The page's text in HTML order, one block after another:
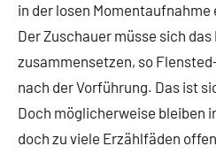
in der losen
Der Zuschauer müsse sich
zusammensetzen, so
nach der Vorführung. Das ist
Doch möglicherweise bleiben
doch zu viele Erzählfäden